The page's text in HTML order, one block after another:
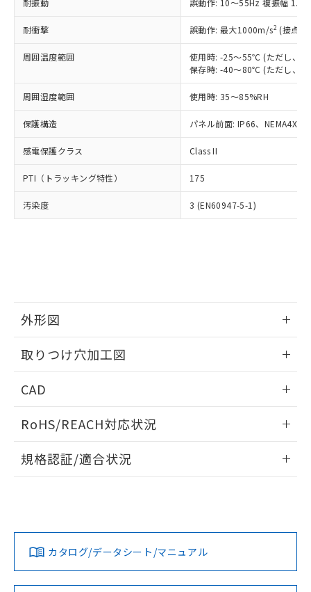
耐振動 誤動作: 10～55Hz 複振幅
耐衝撃 誤動作: 最大1000m/s2 (接点
周囲温度範囲
使用時: -25～55℃ (ただし、氷
保存時: -40～80℃ (ただし、氷
周囲湿度範囲 使用時: 35～85%RH
保護構造 パネル前面: IP66、NEMA4X,
感電保護クラス Class II
PTI（トラッキング特性） 175
汚染度 3 (EN60947-5-1)
外形図
取りつけ穴加工図
CAD
ドすることができます。
ログイン/会員登録
ダウンロードデータをご利用いただく前に、以下を必ずお読
みください。
ソフトウェアの使用条件
RoHS/REACH対応状況
EU RoHS 注意事項・凡例
対応済み
規格認証/適合状況
カタログ/データシート/マニュアル
正式な納期状況および標準価格はお客
様のお取引先、またはお客様担当のオ
ムロン制御機器販売店・当社販売員に
オムロン制御機器販売店や当社販売拠
販売ネットワーク
」をご確認
在庫状況および標準価格結果を当社の
事前の承諾なく第三者に漏洩または開
示しないようお願いします。
マイパーツ機能（部品リスト作成サー
ビス）をご利用いただくには、I-Web
メンバーズにご登録されている必要が
お客様が当ウェブサイト上で当社にご
指します。
但し、RoHS指令で産業用監視および制御機器に対する
適用除外項目は除く。
フタル酸エステル類の４物質については閾値を超える意
図的な使用がないことを確認しています。
部品在庫の切り替え状況などにより、予定
月が前後することがあります。
※3 非含有証明書ダウンロード
51物質の非含有証明書（当社基準）
※本証明書は発行日時点で非含有を証明す
るもので、過去に遡って非含有を証明する
ものではありません。
また、RoHS指令のフタル酸エステル類４
欄に対応日を記載しておりました。
既に当社にて対応品への在庫切替を完了
していることから、特段のことがない限
り、2022年1月12日より割愛しておりま
す。
DBP(フタル酸ジブチル) : 1000ppm、 DIBP(フタル酸ジ
イソブチル) : 1000ppm、 BBP(フタル酸ブチルベンジ
DEHP(フタル酸ビス(2-エチルヘキシル)) : 1000ppm
準値以下であることを示します。
「10」：通常の使用状況下において有害物
質が外部に漏えいし、環境に深刻な影響を
及ぼさない年数を意味します。
「－」：未確認です。当社販売部門へお問
全に破砕するなど、違法に輸出されな
いよう必要な手段を講じます。
当社は貴社製品を、核兵器、ミサイ
ル、化学兵器、生物兵器またはその他
武器並びにこれらの製造装置等に一切
当社は、貴社製品を第三者に販売する
場合は、上記1、2および3の内容を当
該第三者に通知します。また当社は、
販売先および販売に係わる関係者が違
法に輸出するおそれがある場合は、取
り引きをいたしません。
一定数には満たないが在庫あり
－
在庫なし(最新の在庫状況につ
いては、お客様のお取引先、ま
たはお客様担当のオムロン制御
機器販売店・当社販売員にご確
空
受注生産機種、また在庫状況の
情報を公開していない機種